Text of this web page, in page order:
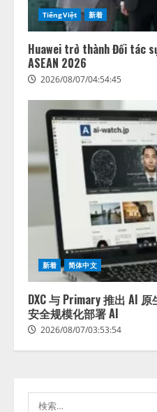
TiếngViệt 新着
Huawei trở thành Đối tác
ASEAN 2026
2026/08/07/04:54:45
新着 简体中文
DXC 与 Primary 推出 AI
安全规模化部署 AI
2026/08/07/03:53:54
2
藤原竜
抜く！
レビCM
が組織
善を支
動画公
たら、
ある」
捕まえ
アシス
能を備
トフォ
レアラ
推薦す